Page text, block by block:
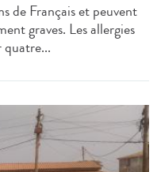
de Français et peuvent
graves. Les allergies
quatre...